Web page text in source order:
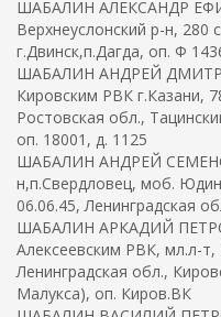
ШАБАЛИН АЛЕКСАНДР
Верхнеуслонский р-н, 280
г.Двинск,п.Дагда, оп. Ф
ШАБАЛИН АНДРЕЙ
Кировским РВК г.Казани,
Ростовская обл.,
оп. 18001, д. 1125
ШАБАЛИН АНДРЕЙ
н,п.Свердловец, моб.
06.06.45, Ленинградская
ШАБАЛИН АРКАДИЙ
Алексеевским РВК, мл.л-т,
Ленинградская обл.,
Малукса), оп. Киров.ВК